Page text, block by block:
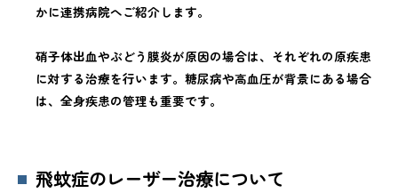
かに連携病院へご紹介します。
硝子体出血やぶどう膜炎が原因の場合は、それぞれの原疾患
に対する治療を行います。糖尿病や高血圧が背景にある場合
は、全身疾患の管理も重要です。
飛蚊症のレーザー治療について